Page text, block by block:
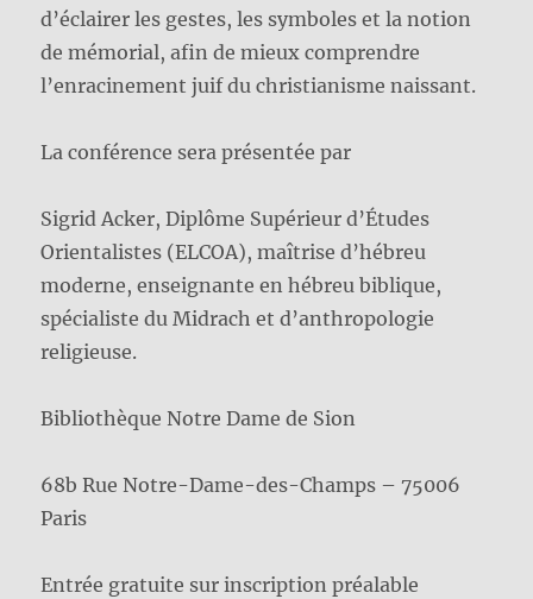
d’éclairer les gestes, les symboles et la notion
de mémorial, afin de mieux comprendre
l’enracinement juif du christianisme naissant.
La conférence sera présentée par
Sigrid Acker, Diplôme Supérieur d’Études
Orientalistes (ELCOA), maîtrise d’hébreu
moderne, enseignante en hébreu biblique,
spécialiste du Midrach et d’anthropologie
religieuse.
Bibliothèque Notre Dame de Sion
68b Rue Notre-Dame-des-Champs – 75006
Paris
Entrée gratuite sur inscription préalable